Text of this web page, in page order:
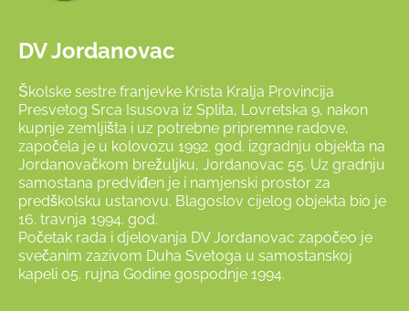
DV Jordanovac
Školske sestre franjevke Krista Kralja Provincija
Presvetog Srca Isusova iz Splita, Lovretska 9, nakon
kupnje zemljišta i uz potrebne pripremne radove,
započela je u kolovozu 1992. god. izgradnju objekta na
Jordanovačkom brežuljku, Jordanovac 55. Uz gradnju
samostana predviđen je i namjenski prostor za
predškolsku ustanovu. Blagoslov cijelog objekta bio je
16. travnja 1994. god.
Početak rada i djelovanja DV Jordanovac započeo je
svečanim zazivom Duha Svetoga u samostanskoj
kapeli 05. rujna Godine gospodnje 1994.